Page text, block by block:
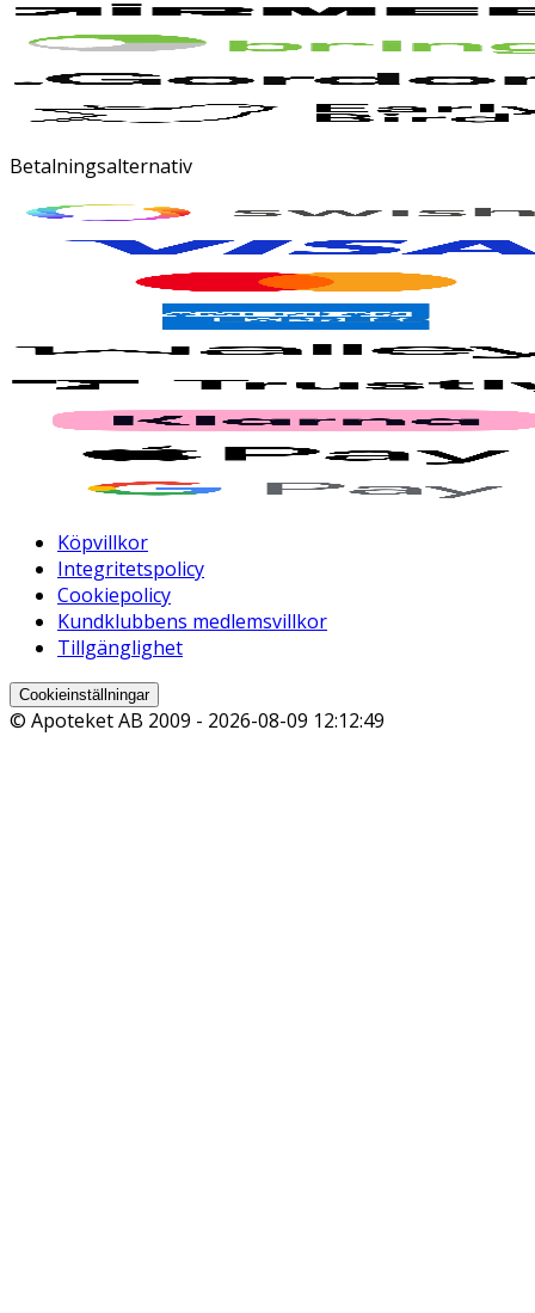
Betalningsalternativ
Köpvillkor
Integritetspolicy
Cookiepolicy
Kundklubbens medlemsvillkor
Tillgänglighet
Cookieinställningar
© Apoteket AB 2009 - 2026-08-09 12:12:49